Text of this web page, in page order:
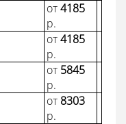
от4185
p.
от4185
p.
от 5845
p.
от 8303
p.